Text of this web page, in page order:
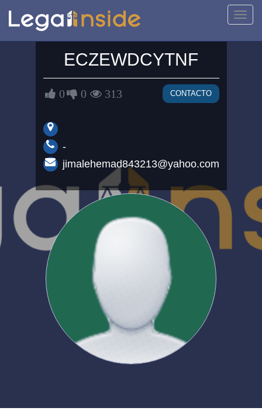
ECZEWDCYTNF
0 0 313 CONTACTO
-
jimalehemad843213@yahoo.com